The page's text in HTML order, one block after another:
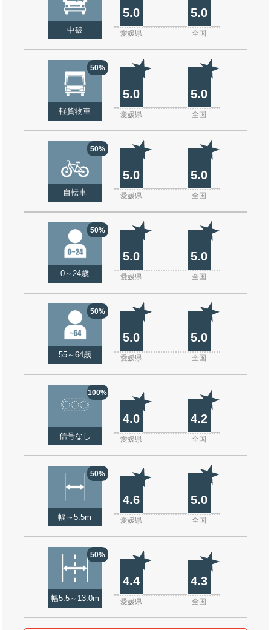
中破
5.0 5.0
愛媛県 全国
50%
軽貨物車
5.0 5.0
愛媛県 全国
50%
自転車
5.0 5.0
愛媛県 全国
50%
0～24歳
5.0 5.0
愛媛県 全国
50%
55～64歳
5.0 5.0
愛媛県 全国
100%
信号なし
4.0 4.2
愛媛県 全国
50%
幅～5.5m
4.6 5.0
愛媛県 全国
50%
幅5.5～13.0m
4.4 4.3
愛媛県 全国